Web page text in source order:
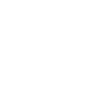
segundo equipo de
fabriles necesarias.
segundo tramo, que
esta semana en la
Purísima. Junto a la
acopio de
diciembre, a la calle